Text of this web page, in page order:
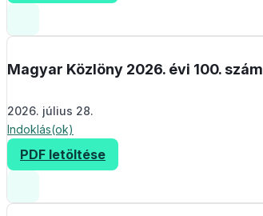
Magyar Közlöny 2026. évi 100. szám
2026. július 28.
Indoklás(ok)
PDF letöltése